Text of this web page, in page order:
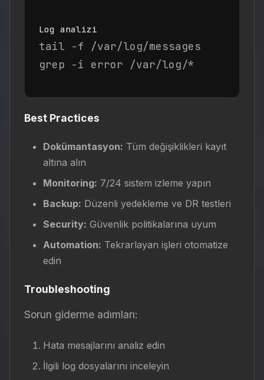
Log analizi
tail -f /var/log/messages
grep -i error /var/log/*
Best Practices
Dokümantasyon: Tüm değişiklikleri kayıt
altına alın
Monitoring: 7/24 sistem izleme yapın
Backup: Düzenli yedekleme ve DR testleri
Security: Güvenlik politikalarına uyum
Automation: Tekrarlayan işleri otomatize
edin
Troubleshooting
Sorun giderme adımları:
Hata mesajlarını analiz edin
İlgili log dosyalarını inceleyin